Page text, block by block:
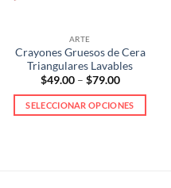
ARTE
Crayones Gruesos de Cera
Triangulares Lavables
$49.00 – $79.00Price
$49.00
through
SELECCIONAR OPCIONES